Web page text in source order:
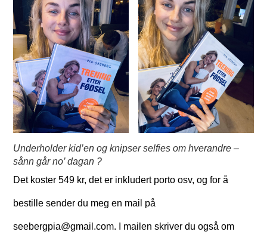
Underholder kid’en og knipser selfies om hverandre –
sånn går no’ dagan ?
Det koster 549 kr, det er inkludert porto osv, og for å
bestille sender du meg en mail på
seebergpia@gmail.com. I mailen skriver du også om